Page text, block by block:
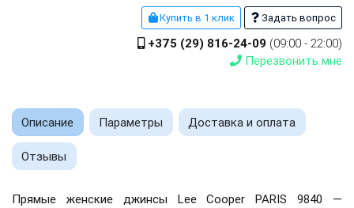
Купить в 1 клик Задать вопрос
+375 (29) 816-24-09 (09:00 - 22:00)
Перезвонить мне
Описание Параметры Доставка и оплата
Отзывы
Прямые женские джинсы Lee Cooper PARIS 9840 —